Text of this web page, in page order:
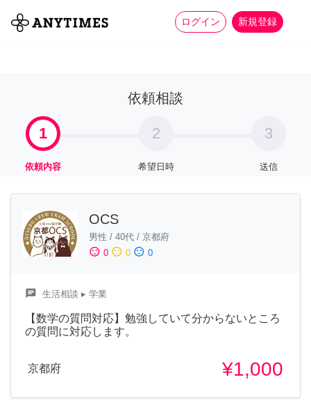
ログイン 新規登録
全て 家事 more_horiz
依頼相談
1
依頼内容
2
希望日時
3
送信
OCS
男性 / 40代 / 京都府
sentiment_satisfied 0 sentiment_neutral 0 sentiment_dissatisfied 0
chat 生活相談 ▸ 学業
【数学の質問対応】勉強していて分からないところ
の質問に対応します。
京都府 ¥1,000